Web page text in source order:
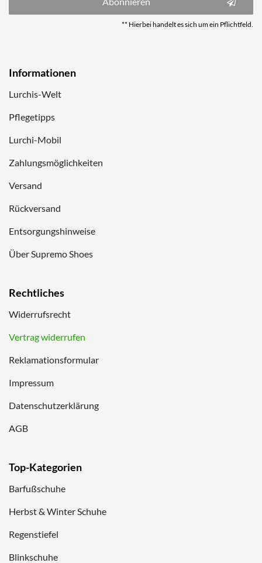
** Hierbei handelt es sich um ein Pflichtfeld.
Informationen
Lurchis-Welt
Pflegetipps
Lurchi-Mobil
Zahlungsmöglichkeiten
Versand
Rückversand
Entsorgungshinweise
Über Supremo Shoes
Rechtliches
Widerrufsrecht
Vertrag widerrufen
Reklamationsformular
Impressum
Datenschutzerklärung
AGB
Top-Kategorien
Barfußschuhe
Herbst & Winter Schuhe
Regenstiefel
Blinkschuhe